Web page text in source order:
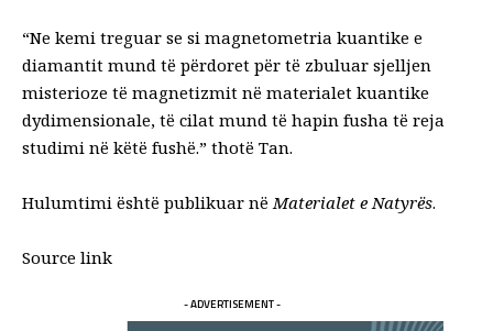
“Ne kemi treguar se si magnetometria kuantike e
diamantit mund të përdoret për të zbuluar sjelljen
misterioze të magnetizmit në materialet kuantike
dydimensionale, të cilat mund të hapin fusha të reja
studimi në këtë fushë.” thotë Tan.
Hulumtimi është publikuar në Materialet e Natyrës.
Source link
- ADVERTISEMENT -